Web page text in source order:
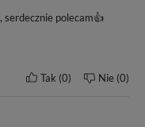
serdecznie polecam👍
Tak 0 Nie 0